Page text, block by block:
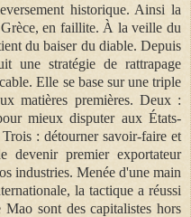
historique. Ainsi la
en faillite. À la veille du
du baiser du diable. Depuis
une stratégie de rattrapage
Elle se base sur une triple
matières premières. Deux :
mieux disputer aux États-
: détourner savoir-faire et
devenir premier exportateur
industries. Menée d'une main
la tactique a réussi
sont des capitalistes hors